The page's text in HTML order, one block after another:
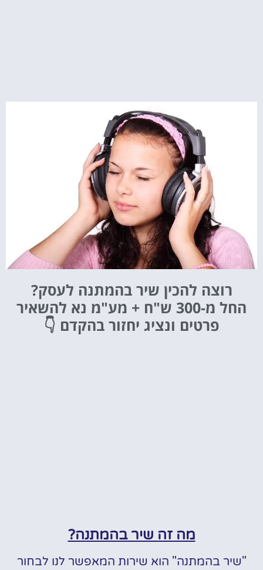
רוצה להכין שיר בהמתנה לעסק?
החל מ-300 ש"ח + מע"מ
נא להשאיר
פרטים ונציג יחזור בהקדם 👇
מה זה שיר בהמתנה?
"שיר בהמתנה" הוא שירות המאפשר לנו לבחור